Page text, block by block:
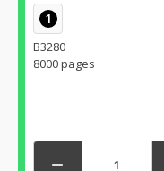
1
B3280
8000 pages
